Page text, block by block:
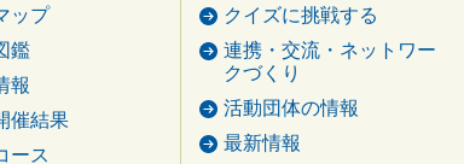
ップ
鑑
報
催結果
ース
クイズに挑戦する
連携・交流・ネットワー
クづくり
活動団体の情報
最新情報